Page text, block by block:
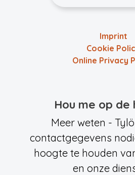
Imprint
Cookie
Online Privacy
Hou me op de
Meer weten -
contactgegevens
hoogte te houden
en onze